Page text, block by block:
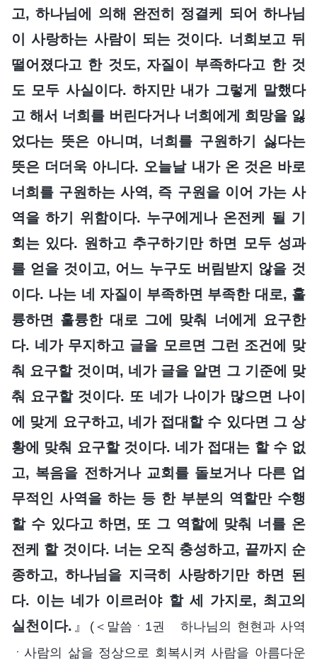
고, 하나님에 의해 완전히 정결케 되어 하나님
이 사랑하는 사람이 되는 것이다. 너희보고 뒤
떨어졌다고 한 것도, 자질이 부족하다고 한 것
도 모두 사실이다. 하지만 내가 그렇게 말했다
고 해서 너희를 버린다거나 너희에게 희망을 잃
었다는 뜻은 아니며, 너희를 구원하기 싫다는
뜻은 더더욱 아니다. 오늘날 내가 온 것은 바로
너희를 구원하는 사역, 즉 구원을 이어 가는 사
역을 하기 위함이다. 누구에게나 온전케 될 기
회는 있다. 원하고 추구하기만 하면 모두 성과
를 얻을 것이고, 어느 누구도 버림받지 않을 것
이다. 나는 네 자질이 부족하면 부족한 대로, 훌
륭하면 훌륭한 대로 그에 맞춰 너에게 요구한
다. 네가 무지하고 글을 모르면 그런 조건에 맞
춰 요구할 것이며, 네가 글을 알면 그 기준에 맞
춰 요구할 것이다. 또 네가 나이가 많으면 나이
에 맞게 요구하고, 네가 접대할 수 있다면 그 상
황에 맞춰 요구할 것이다. 네가 접대는 할 수 없
고, 복음을 전하거나 교회를 돌보거나 다른 업
무적인 사역을 하는 등 한 부분의 역할만 수행
할 수 있다고 하면, 또 그 역할에 맞춰 너를 온
전케 할 것이다. 너는 오직 충성하고, 끝까지 순
종하고, 하나님을 지극히 사랑하기만 하면 된
다. 이는 네가 이르러야 할 세 가지로, 최고의
실천이다. 』
(＜말씀ㆍ1권 하나님의 현현과 사역
ㆍ사람의 삶을 정상으로 회복시켜 사람을 아름다운